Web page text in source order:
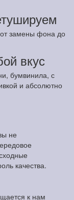
замены фона до
вкус
бумвинила, с
и абсолютно
не
качества.
к нам